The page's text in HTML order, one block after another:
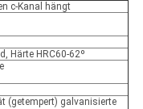
c-Kanal hängt
Härte HRC60-62º
(getempert) galvanisierte